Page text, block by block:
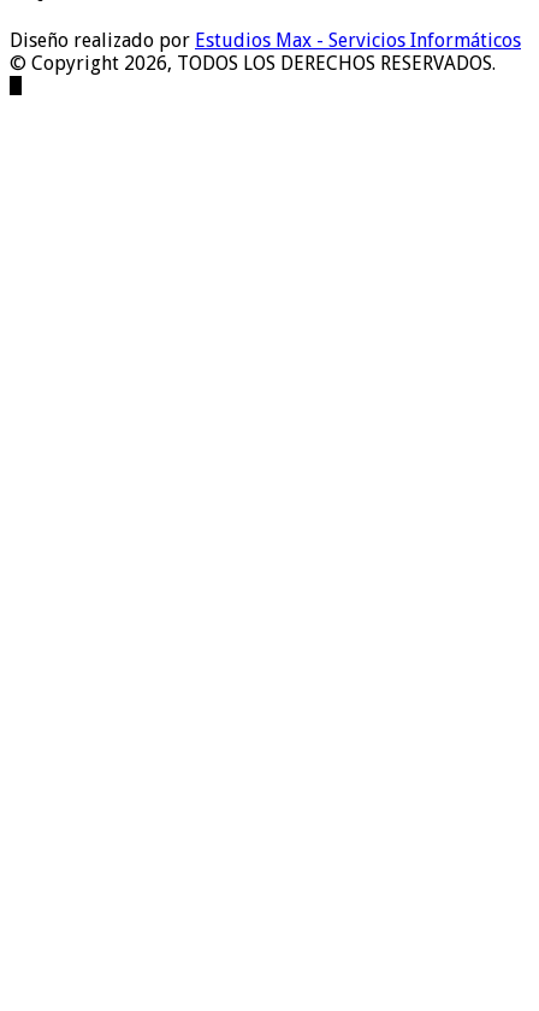
Diseño realizado por Estudios Max - Servicios Informáticos
© Copyright 2026, TODOS LOS DERECHOS RESERVADOS.